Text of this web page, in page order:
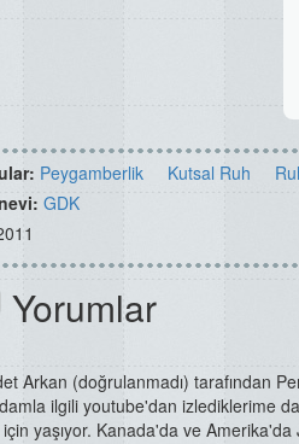
Peygamberlik Kutsal Ruh
GDK
Yorumlar
Arkan (doğrulanmadı) tarafından
ilgili youtube'dan izlediklerime
yaşıyor. Kanada'da ve